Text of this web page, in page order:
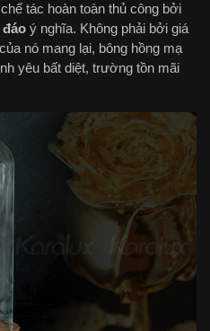
tác hoàn toàn thủ công bởi
ý nghĩa. Không phải bởi giá
nó mang lại, bông hồng mạ
yêu bất diệt, trường tồn mãi